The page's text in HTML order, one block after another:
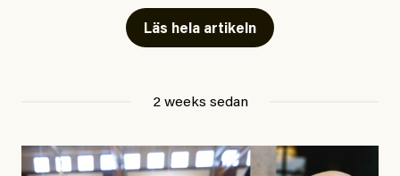
skriver för? Vad betyder det att vara en ”röd, grön och
oberoende” tidning? Och vad är egentligen bra
utpekas som israelisk infiltratör”. Enligt ingressen
Läs hela artikeln
2 weeks sedan